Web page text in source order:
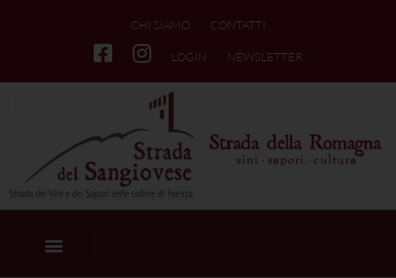
CHI SIAMO CONTATTI
LOGIN NEWSLETTER